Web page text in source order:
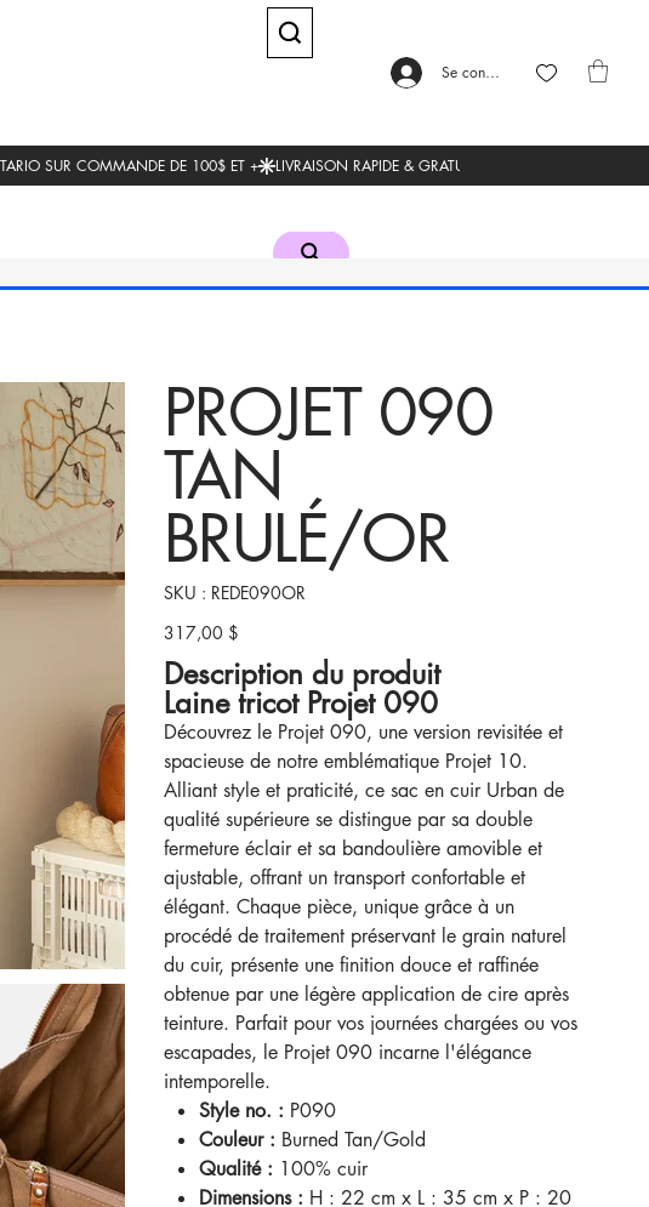
Se connecter
PROJET 090
TAN
BRULÉ/OR
SKU : SKU
REDE090OR
REDE090OR
Prix
317,00 $
Description du produit
Laine tricot Projet 090
Découvrez le Projet 090, une version revisitée et
spacieuse de notre emblématique Projet 10.
Alliant style et praticité, ce sac en cuir Urban de
qualité supérieure se distingue par sa double
fermeture éclair et sa bandoulière amovible et
ajustable, offrant un transport confortable et
élégant. Chaque pièce, unique grâce à un
procédé de traitement préservant le grain naturel
du cuir, présente une finition douce et raffinée
obtenue par une légère application de cire après
teinture. Parfait pour vos journées chargées ou vos
escapades, le Projet 090 incarne l'élégance
intemporelle.
Style no. : P090
Couleur : Burned Tan/Gold
Qualité : 100% cuir
Dimensions : H : 22 cm x L : 35 cm x P : 20